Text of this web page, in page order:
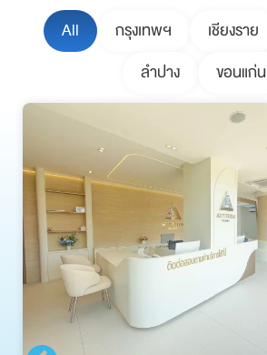
All กรุงเทพฯ เชียงราย
ลำปาง
ขอนแก่น